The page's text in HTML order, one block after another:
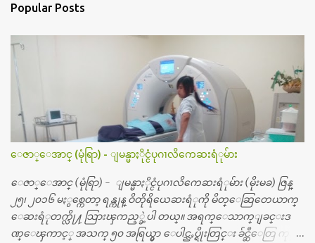
Popular Posts
ေဇာ္ေအာင္ (မုံရြာ) - ျမန္မာႏိုင္ငံပုဂၢလိကေဆးရံုမ်ား
ေဇာ္ေအာင္ (မုံရြာ) - ျမန္မာႏိုင္ငံပုဂၢလိကေဆးရံုမ်ား (မိုးမခ) ဇြန္
၂၅၊ ၂၀၁၆ မႏွစ္ကေတာ့ ရန္ကုန္ ဝိတိုရိယေဆးရံုကို မိတ္ေဆြတေယာက္
ေဆးရံုတက္လို႔ သြားၾကည့္ခဲ့ပါ တယ္။ အရက္ေသာက္ျခင္းဒ
ဏ္ေၾကာင့္ အသက္ ၅၀ အရြယ္မွာ ေပါင္ညႇပ္ရိုးတြင္း ခ်င္ဆီေတြ ကုန္ခ